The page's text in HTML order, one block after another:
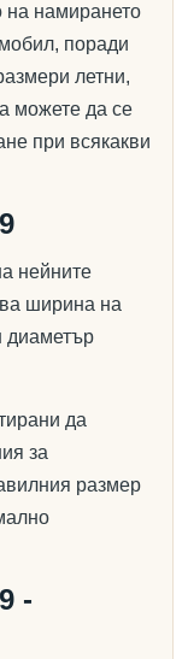
на намирането
поради
летни,
можете да се
при всякакви
нейните
ширина на
диаметър
да
за
размер
-